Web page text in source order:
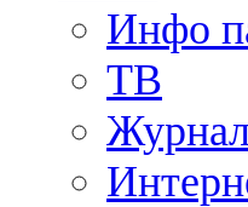
Инфо
ТВ